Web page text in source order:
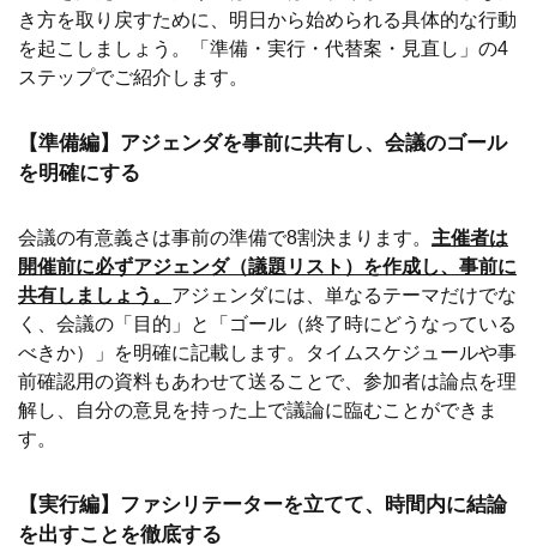
き方を取り戻すために、明日から始められる具体的な行動
を起こしましょう。「準備・実行・代替案・見直し」の4
ステップでご紹介します。
【準備編】アジェンダを事前に共有し、会議のゴール
を明確にする
会議の有意義さは事前の準備で8割決まります。 主催者は
開催前に必ずアジェンダ（議題リスト）を作成し、事前に
共有しましょう。 アジェンダには、単なるテーマだけでな
く、会議の「目的」と「ゴール（終了時にどうなっている
べきか）」を明確に記載します。タイムスケジュールや事
前確認用の資料もあわせて送ることで、参加者は論点を理
解し、自分の意見を持った上で議論に臨むことができま
す。
【実行編】ファシリテーターを立てて、時間内に結論
を出すことを徹底する